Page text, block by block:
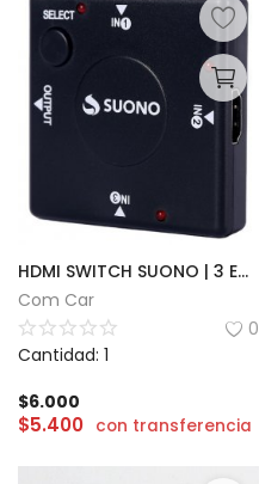
HDMI SWITCH SUONO | 3 ENTRADAS
Com Car
0
Cantidad: 1
$6.000
$5.400 con transferencia